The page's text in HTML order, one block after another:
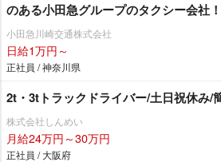
のある小田急グループのタクシー会社
小田急川崎交通株式会社
日給1万円～
正社員 / 神奈川県
2t・3tトラックドライバー/土日祝休み/
株式会社しんめい
月給24万円～30万円
正社員 / 大阪府